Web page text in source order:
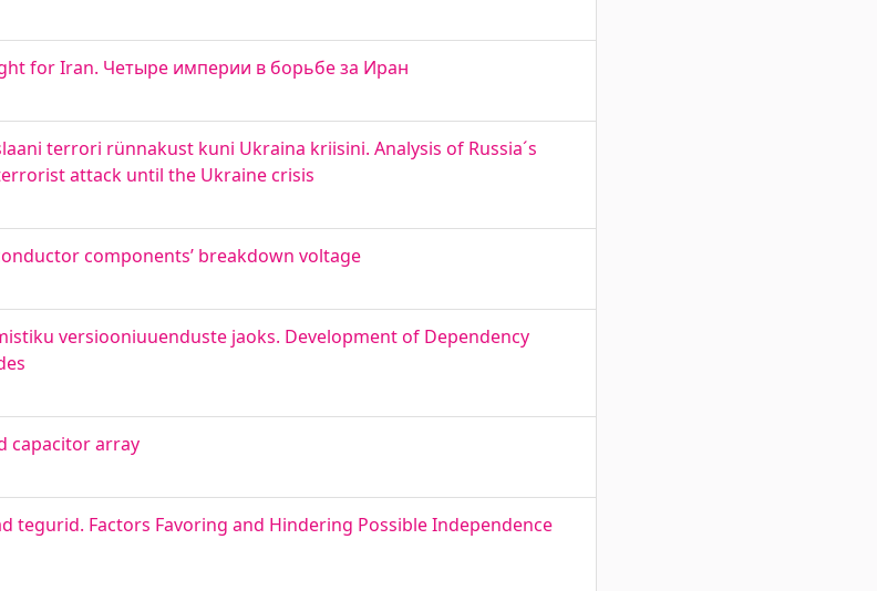
for Iran. Четыре империи в борьбе за Иран
terrori rünnakust kuni Ukraina kriisini. Analysis of Russia´s
attack until the Ukraine crisis
components’ breakdown voltage
versiooniuuenduste jaoks. Development of Dependency
capacitor array
tegurid. Factors Favoring and Hindering Possible Independence